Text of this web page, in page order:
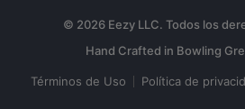
© 2026 Eezy LLC. Todos los
Términos de Uso Política de